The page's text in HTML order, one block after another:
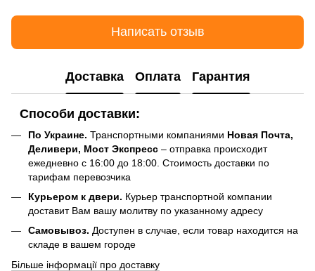
Написать отзыв
Доставка Оплата Гарантия
Способи доставки:
По Украине. Транспортными компаниями Новая Почта,
Деливери, Мост Экспресс – отправка происходит
ежедневно с 16:00 до 18:00. Стоимость доставки по
тарифам перевозчика
Курьером к двери. Курьер транспортной компании
доставит Вам вашу молитву по указанному адресу
Самовывоз. Доступен в случае, если товар находится на
складе в вашем городе
Більше інформації про доставку